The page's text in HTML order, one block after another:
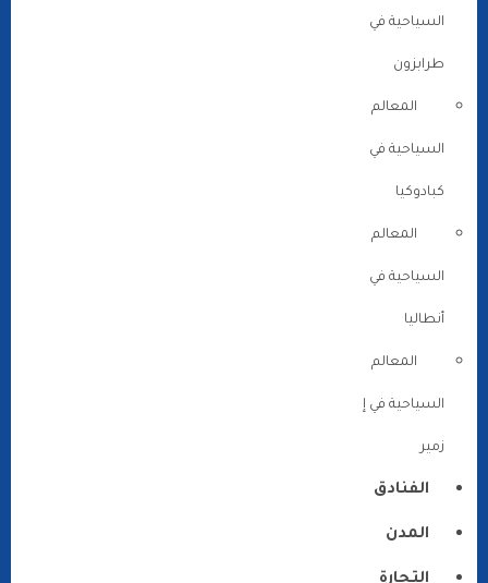
السياحية في
طرابزون
المعالم
السياحية في
كبادوكيا
المعالم
السياحية في
أنطاليا
المعالم
السياحية في إ
زمير
الفنادق
المدن